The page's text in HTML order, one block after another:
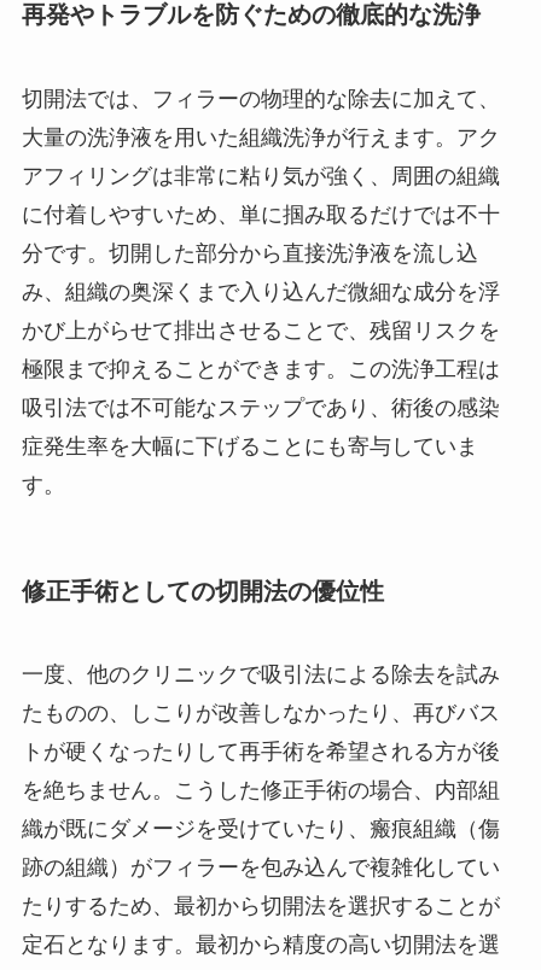
再発やトラブルを防ぐための徹底的な洗浄
切開法では、フィラーの物理的な除去に加えて、
大量の洗浄液を用いた組織洗浄が行えます。アク
アフィリングは非常に粘り気が強く、周囲の組織
に付着しやすいため、単に掴み取るだけでは不十
分です。切開した部分から直接洗浄液を流し込
み、組織の奥深くまで入り込んだ微細な成分を浮
かび上がらせて排出させることで、残留リスクを
極限まで抑えることができます。この洗浄工程は
吸引法では不可能なステップであり、術後の感染
症発生率を大幅に下げることにも寄与していま
す。
修正手術としての切開法の優位性
一度、他のクリニックで吸引法による除去を試み
たものの、しこりが改善しなかったり、再びバス
トが硬くなったりして再手術を希望される方が後
を絶ちません。こうした修正手術の場合、内部組
織が既にダメージを受けていたり、瘢痕組織（傷
跡の組織）がフィラーを包み込んで複雑化してい
たりするため、最初から切開法を選択することが
定石となります。最初から精度の高い切開法を選